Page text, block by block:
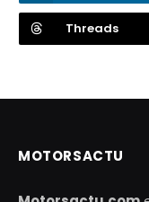
Threads
MOTORSACTU